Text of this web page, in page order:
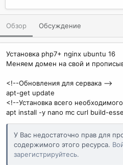
о
а
н
я
Обзор Обсуждение
Установка php7+ nginx ubuntu 16
Меняем домен на свой и
<!--Обновления для сервака -->
apt-get update
<!--Установка всего
apt install -y nano mc curl build-
У Вас недостаточно прав для
содержимого этого ресурса.
зарегистрируйтесь.